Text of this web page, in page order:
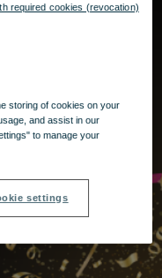
storing of cookies on your
and assist in our
to manage your
settings
required cookies (revocation)